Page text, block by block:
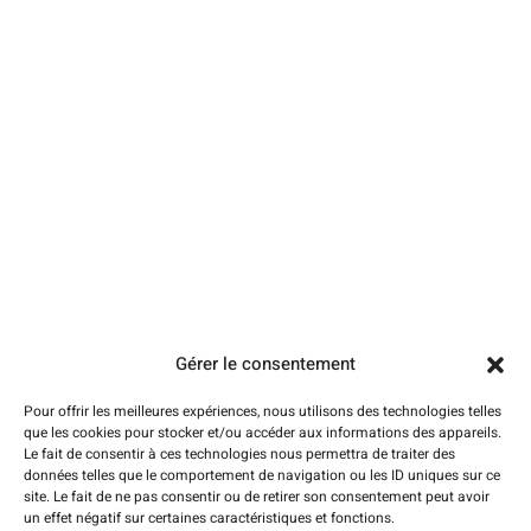
Gérer le consentement
Pour offrir les meilleures expériences, nous utilisons des technologies telles
que les cookies pour stocker et/ou accéder aux informations des appareils.
Le fait de consentir à ces technologies nous permettra de traiter des
données telles que le comportement de navigation ou les ID uniques sur ce
site. Le fait de ne pas consentir ou de retirer son consentement peut avoir
un effet négatif sur certaines caractéristiques et fonctions.
Dépannage chauffage
Chauffagiste Amiens (pose-entretien)
Contactez-nous